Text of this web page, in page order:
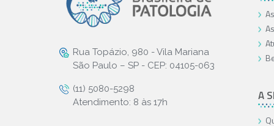
Rua Topázio, 980 - Vila Mariana
São Paulo – SP - CEP: 04105-063
(11) 5080-5298
Atendimento: 8 às 17h
A